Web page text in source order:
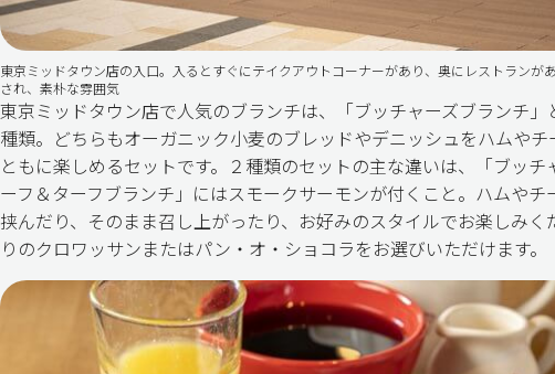
東京ミッドタウン店の入口。入るとすぐにテイクアウトコーナーがあり、奥にレストランが
され、素朴な雰囲気
東京ミッドタウン店で人気のブランチは、「ブッチャーズブランチ」
種類。どちらもオーガニック小麦のブレッドやデニッシュをハムや
ともに楽しめるセットです。２種類のセットの主な違いは、「ブッ
ーフ＆ターフブランチ」にはスモークサーモンが付くこと。ハムや
挟んだり、そのまま召し上がったり、お好みのスタイルでお楽しみ
りのクロワッサンまたはパン・オ・ショコラをお選びいただけます。